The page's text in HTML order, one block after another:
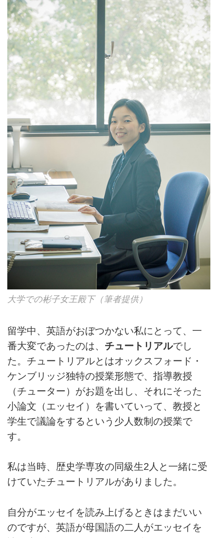
大学での彬子女王殿下（筆者提供）
留学中、英語がおぼつかない私にとって、一
番大変であったのは、 チュートリアルでし
た。チュートリアルとはオックスフォード・
ケンブリッジ独特の授業形態で、指導教授
（チューター）がお題を出し、それにそった
小論文（エッセイ）を書いていって、教授と
学生で議論をするという少人数制の授業で
す。
私は当時、歴史学専攻の同級生2人と一緒に受
けていたチュートリアルがありました。
自分がエッセイを読み上げるときはまだいい
のですが、英語が母国語の二人がエッセイを